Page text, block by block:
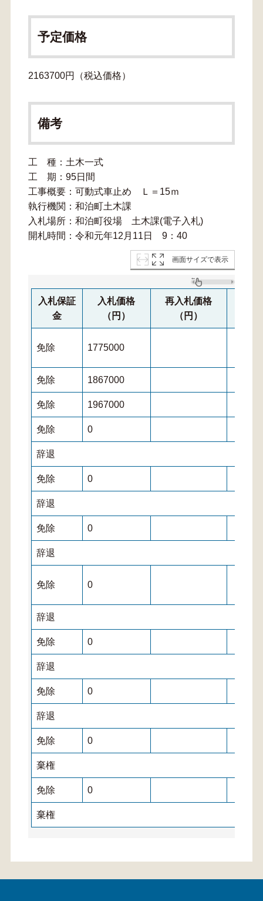
予定価格
2163700円（税込価格）
備考
工 種：土木一式
工 期：95日間
工事概要：可動式車止め Ｌ＝15ｍ
執行機関：和泊町土木課
入札場所：和泊町役場 土木課(電子入札)
開札時間：令和元年12月11日 9：40
画面サイズで表示
入札保証
金
入札価格
（円）
再入札価格
（円）
免除 1775000
免除 1867000
免除 1967000
免除 0
辞退
免除 0
辞退
免除 0
辞退
免除 0
辞退
免除 0
辞退
免除 0
辞退
免除 0
棄権
免除 0
棄権